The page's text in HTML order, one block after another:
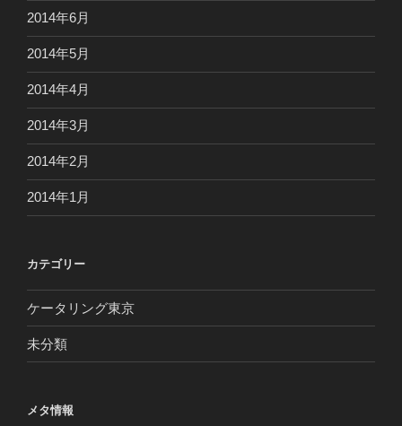
2014年6月
2014年5月
2014年4月
2014年3月
2014年2月
2014年1月
カテゴリー
ケータリング東京
未分類
メタ情報